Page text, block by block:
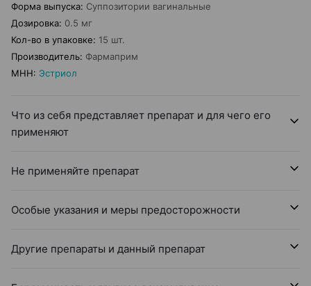
Форма выпуска: Суппозитории вагинальные
Дозировка: 0.5 мг
Кол-во в упаковке: 15 шт.
Производитель: Фармаприм
МНН: Эстриол
Что из себя представляет препарат и для чего его
применяют
Не применяйте препарат
Особые указания и меры предосторожности
Другие препараты и данный препарат